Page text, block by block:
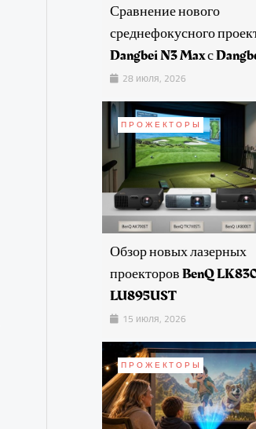
Сравнение нового
среднефокусного
Dangbei N3 Max с
28 июля, 2026
ПРОЖЕКТОРЫ
Обзор новых лазерных
проекторов BenQ
LU895UST
15 июля, 2026
ПРОЖЕКТОРЫ